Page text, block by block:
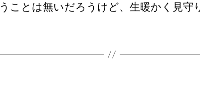
ことは無いだろうけど、生暖かく見守